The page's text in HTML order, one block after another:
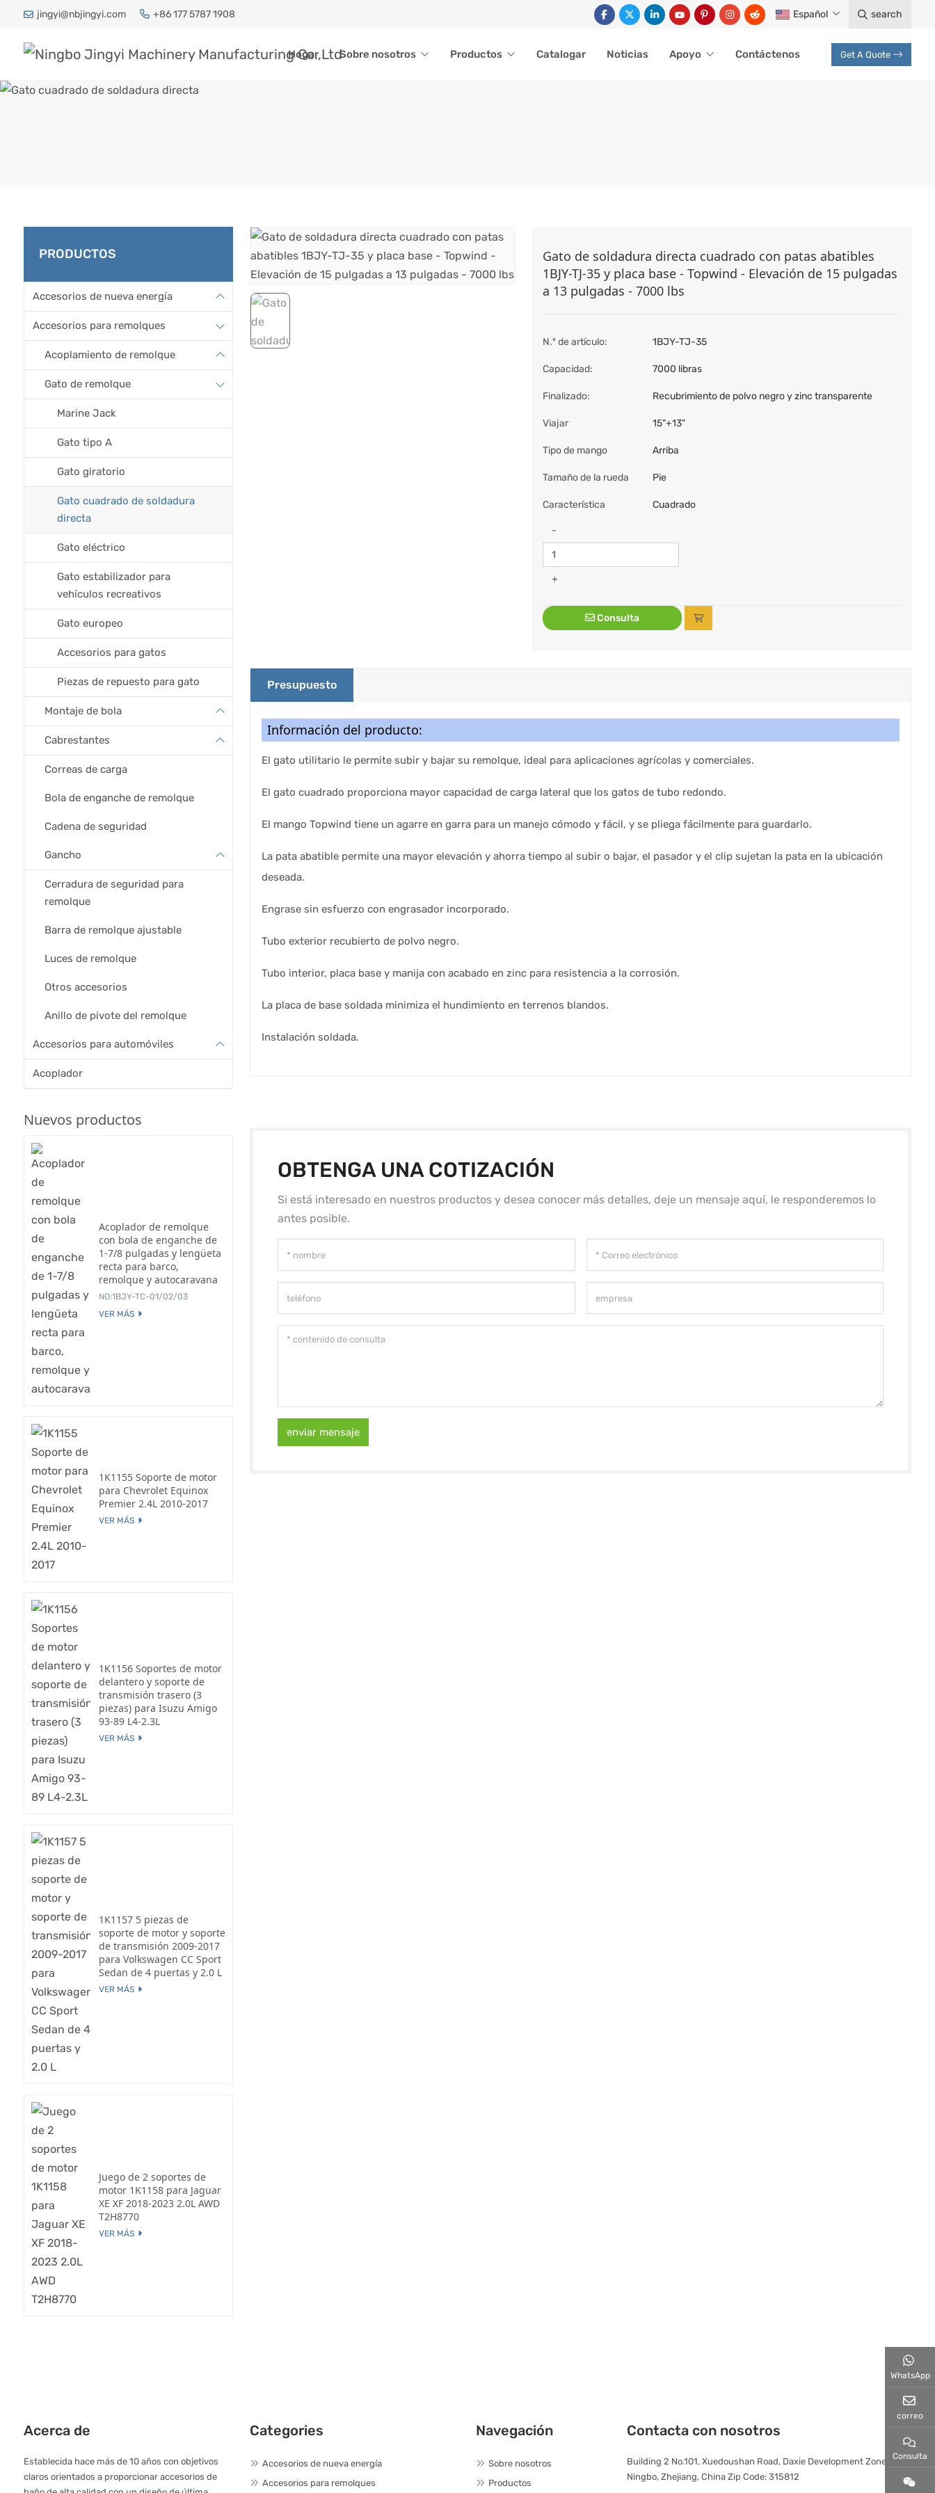
jingyi@nbjingyi.com +86 177 5787 1908 Español search
Hogar Sobre nosotros Productos Catalogar Noticias Apoyo Contáctenos Get A Quote
GATO CUADRADO DE SOLDADURA DIRECTA
Productos Accesorios para remolques Gato de remolque Gato cuadrado de soldadura directa
Gato de soldadura directa cuadrado con patas abatibles
1BJY-TJ-35 y placa base - Topwind - Elevación de 15 pulgadas
a 13 pulgadas - 7000 lbs
N.º de artículo: 1BJY-TJ-35
Capacidad: 7000 libras
Finalizado: Recubrimiento de polvo negro y zinc transparente
Viajar 15"+13"
Tipo de mango Arriba
Tamaño de la rueda Pie
Característica Cuadrado
-
+
Consulta
Presupuesto
Información del producto:
El gato utilitario le permite subir y bajar su remolque, ideal para aplicaciones agrícolas y comerciales.
El gato cuadrado proporciona mayor capacidad de carga lateral que los gatos de tubo redondo.
El mango Topwind tiene un agarre en garra para un manejo cómodo y fácil, y se pliega fácilmente para guardarlo.
La pata abatible permite una mayor elevación y ahorra tiempo al subir o bajar, el pasador y el clip sujetan la pata en la ubicación
deseada.
Engrase sin esfuerzo con engrasador incorporado.
Tubo exterior recubierto de polvo negro.
Tubo interior, placa base y manija con acabado en zinc para resistencia a la corrosión.
La placa de base soldada minimiza el hundimiento en terrenos blandos.
Instalación soldada.
OBTENGA UNA COTIZACIÓN
Si está interesado en nuestros productos y desea conocer más detalles, deje un mensaje aquí, le responderemos lo
antes posible.
enviar mensaje
PRODUCTOS
Accesorios de nueva energía
Accesorios para remolques
Acoplamiento de remolque
Gato de remolque
Marine Jack
Gato tipo A
Gato giratorio
Gato cuadrado de soldadura
directa
Gato eléctrico
Gato estabilizador para
vehículos recreativos
Gato europeo
Accesorios para gatos
Piezas de repuesto para gato
Montaje de bola
Cabrestantes
Correas de carga
Bola de enganche de remolque
Cadena de seguridad
Gancho
Cerradura de seguridad para
remolque
Barra de remolque ajustable
Luces de remolque
Otros accesorios
Anillo de pivote del remolque
Accesorios para automóviles
Acoplador
Nuevos productos
Acoplador de remolque
con bola de enganche de
1-7/8 pulgadas y lengüeta
recta para barco,
remolque y autocaravana
NO:1BJY-TC-01/02/03
VER MÁS
1K1155 Soporte de motor
para Chevrolet Equinox
Premier 2.4L 2010-2017
VER MÁS
1K1156 Soportes de motor
delantero y soporte de
transmisión trasero (3
piezas) para Isuzu Amigo
93-89 L4-2.3L
VER MÁS
1K1157 5 piezas de
soporte de motor y soporte
de transmisión 2009-2017
para Volkswagen CC Sport
Sedan de 4 puertas y 2.0 L
VER MÁS
Juego de 2 soportes de
motor 1K1158 para Jaguar
XE XF 2018-2023 2.0L AWD
T2H8770
VER MÁS
Acerca de
Establecida hace más de 10 años con objetivos
claros orientados a proporcionar accesorios de
Categories
Accesorios de nueva energía
Accesorios para remolques
Navegación
Sobre nosotros
Productos
Contacta con nosotros
Building 2 No.101, Xuedoushan Road, Daxie Development Zone,
Ningbo, Zhejiang, China Zip Code: 315812
WhatsApp
correo
Consulta